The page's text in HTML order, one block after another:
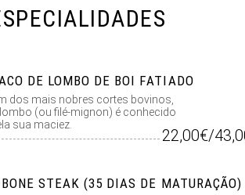
DE LOMBO DE BOI FATIADO
dos mais nobres cortes bovinos,
(ou filé-mignon) é conhecido
sua maciez.
22,00€/
STEAK (35 DIAS DE